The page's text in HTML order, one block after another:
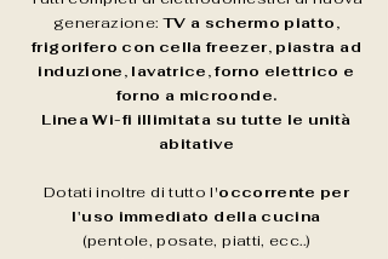
generazione: TV a schermo piatto,
frigorifero con cella freezer, piastra ad
induzione, lavatrice, forno elettrico e
forno a microonde.
Linea Wi-fi illimitata su tutte le unità
abitative
Dotati inoltre di tutto l'occorrente per
l'uso immediato della cucina
(pentole, posate, piatti, ecc..)